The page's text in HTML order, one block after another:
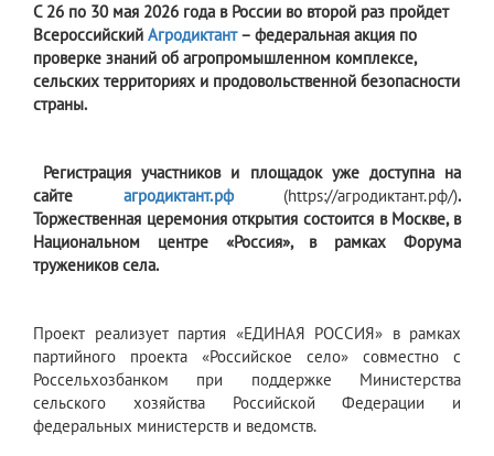
С 26 по 30 мая 2026 года в России во второй раз пройдет
Всероссийский Агродиктант– федеральная акция по
проверке знаний об агропромышленном комплексе,
сельских территориях и продовольственной безопасности
страны.
Регистрация участников и площадок уже доступна на
сайте агродиктант.рф(https://агродиктант.рф/).
Торжественная церемония открытия состоится в Москве, в
Национальном центре «Россия», в рамках Форума
тружеников села.
Проект реализует партия «ЕДИНАЯ РОССИЯ» в рамках
партийного проекта «Российское село» совместно с
Россельхозбанком при поддержке Министерства
сельского хозяйства Российской Федерации и
федеральных министерств и ведомств.